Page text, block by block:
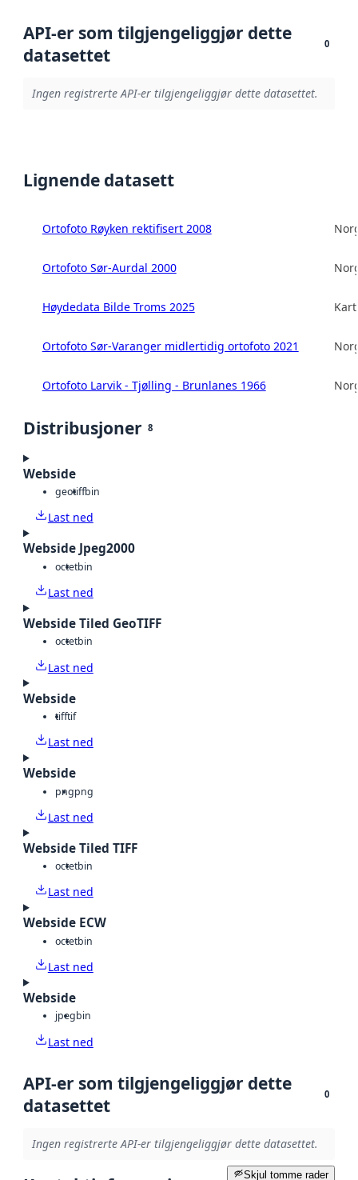
API-er som tilgjengeliggjør dette
datasettet
0
Ingen registrerte API-er tilgjengeliggjør dette datasettet.
Lignende datasett
Ortofoto Røyken rektifisert 2008
Ortofoto Sør-Aurdal 2000
Høydedata Bilde Troms 2025
Ortofoto Sør-Varanger midlertidig ortofoto 2021
Ortofoto Larvik - Tjølling - Brunlanes 1966
Distribusjoner 8
Webside
geotiffbin
Last ned
Webside Jpeg2000
octetbin
Last ned
Webside Tiled GeoTIFF
octetbin
Last ned
Webside
tifftif
Last ned
Webside
pngpng
Last ned
Webside Tiled TIFF
octetbin
Last ned
Webside ECW
octetbin
Last ned
Webside
jpegbin
Last ned
API-er som tilgjengeliggjør dette
datasettet
0
Ingen registrerte API-er tilgjengeliggjør dette datasettet.
Skjul tomme rader